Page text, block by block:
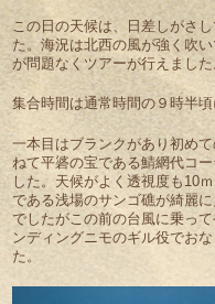
プ
この日の天候は、日差しがさ
た。海況は北西の風が強く吹
が問題なくツアーが行えました
集合時間は通常時間の９時半頃
一本目はブランクがあり初め
ねて平碆の宝である鯖網代コ
した。天候がよく透視度も10
である浅場のサンゴ礁が綺麗
でしたがこの前の台風に乗っ
ンディングニモのギル役でお
た。